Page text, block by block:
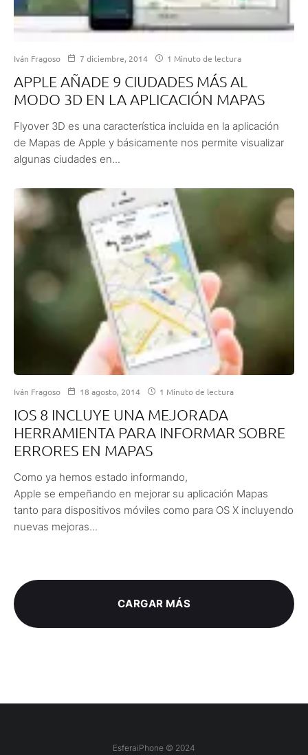
Iván Fragoso 7 diciembre, 2014 1 Minuto de lectura
APPLE AÑADE 9 CIUDADES MÁS AL
MODO 3D EN LA APLICACIÓN MAPAS
Flyover 3D es una característica incluida en la aplicación
de Mapas de Apple y básicamente nos permite visualizar
algunas ciudades en...
Iván Fragoso 18 agosto, 2014 1 Minuto de lectura
IOS 8 INCLUYE UNA MEJORADA
HERRAMIENTA PARA INFORMAR SOBRE
ERRORES EN MAPAS
Como ya hemos estado informando,
Apple se empeñando en mejorar su aplicación Mapas
tanto para dispositivos móviles como para OS X incluyendo
nuevas mejoras...
CARGAR MÁS
EsferaiPhone © 2024